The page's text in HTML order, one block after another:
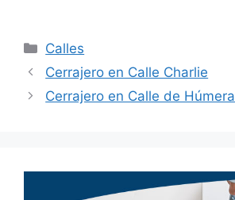
Calles
Cerrajero en Calle Charlie
Cerrajero en Calle de Húmera